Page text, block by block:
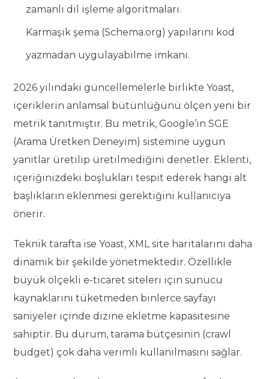
zamanlı dil işleme algoritmaları.
Karmaşık şema (Schema.org) yapılarını kod
yazmadan uygulayabilme imkanı.
2026 yılındaki güncellemelerle birlikte Yoast,
içeriklerin anlamsal bütünlüğünü ölçen yeni bir
metrik tanıtmıştır. Bu metrik, Google’ın SGE
(Arama Üretken Deneyim) sistemine uygun
yanıtlar üretilip üretilmediğini denetler. Eklenti,
içeriğinizdeki boşlukları tespit ederek hangi alt
başlıkların eklenmesi gerektiğini kullanıcıya
önerir.
Teknik tarafta ise Yoast, XML site haritalarını daha
dinamik bir şekilde yönetmektedir. Özellikle
büyük ölçekli e-ticaret siteleri için sunucu
kaynaklarını tüketmeden binlerce sayfayı
saniyeler içinde dizine ekletme kapasitesine
sahiptir. Bu durum, tarama bütçesinin (crawl
budget) çok daha verimli kullanılmasını sağlar.